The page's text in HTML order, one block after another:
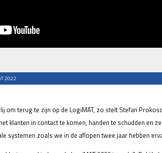
2022
om terug te zijn op de LogiMAT, zo stelt Stefan
klanten in contact te komen, handen te schudden en
systemen zoals we in de aflopen twee jaar hebben